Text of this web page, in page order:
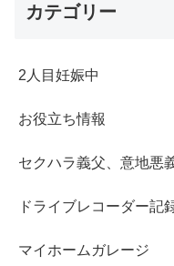
カテゴリー
2人目妊娠中
お役立ち情報
セクハラ義父、意地悪
ドライブレコーダー記
マイホームガレージ